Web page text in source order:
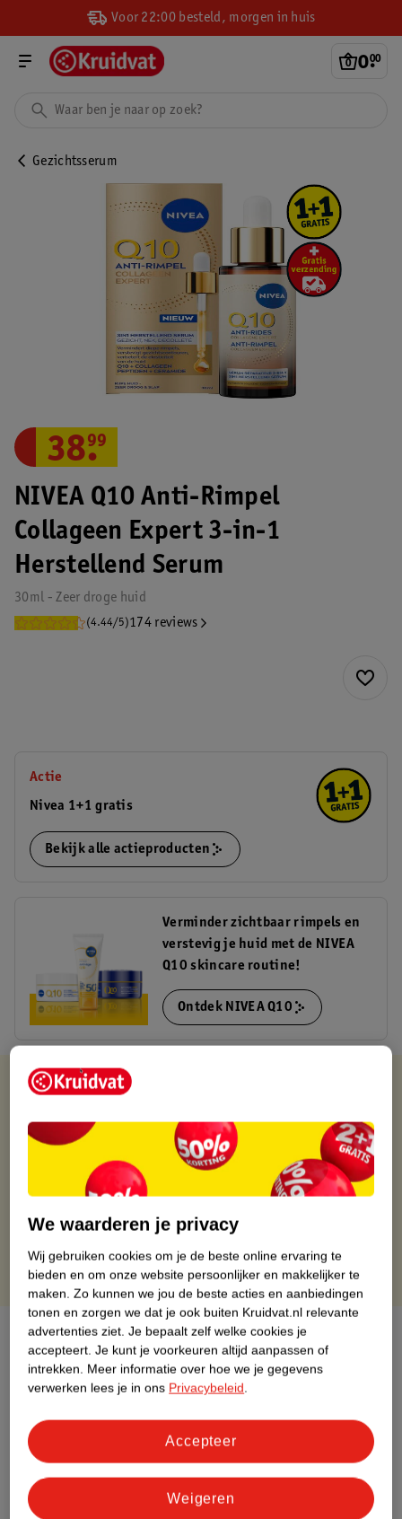
Voor 22:00 besteld, morgen in huis
0.
00
Gezichtsserum
NIVEA Q10 Anti-Rimpel
Collageen Expert 3-in-1
Herstellend Serum
30ml - Zeer droge huid
(4.44/5)174 reviews
38.
99
Actie
Nivea 1+1 gratis
Bekijk alle actieproducten
Verminder zichtbaar rimpels en
verstevig je huid met de NIVEA
Q10 skincare routine!
Ontdek NIVEA Q10
Kruidvat is altijd voordelig
Gratis ophalen in de winkel
Op werkdagen voor 22:00 uur besteld, volgende dag in huis
Gratis thuisbezorgd vanaf 50.00
Gratis retourneren binnen 30 dagen
Gratis punten met je Kruidvat kaart
Over dit product
Productinformatie
Etiketinformatie
Nature Impact Score
Dit product heeft (nog) geen Nature
We waarderen je privacy
Wij gebruiken cookies om je de beste online ervaring te
bieden en om onze website persoonlijker en makkelijker te
maken. Zo kunnen we jou de beste acties en aanbiedingen
tonen en zorgen we dat je ook buiten Kruidvat.nl relevante
advertenties ziet. Je bepaalt zelf welke cookies je
accepteert. Je kunt je voorkeuren altijd aanpassen of
intrekken. Meer informatie over hoe we je gegevens
verwerken lees je in ons Privacybeleid.
Weigeren
Accepteer